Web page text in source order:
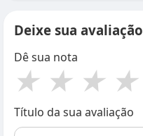
Deixe sua avaliação
Dê sua nota
★ ★ ★ ★
Título da sua avaliação